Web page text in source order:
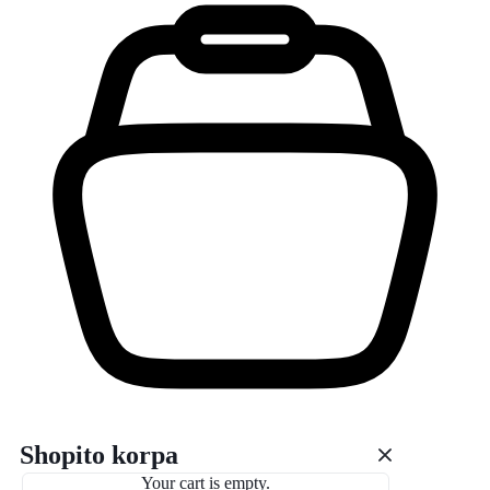
Shopito korpa
Your cart is empty.